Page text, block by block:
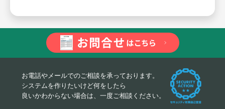
お電話やメールでのご相談を承っております。
システムを作りたいけど何をしたら
良いかわからない場合は、一度ご相談ください。